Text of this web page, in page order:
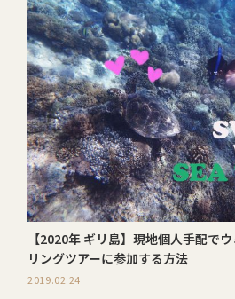
【2020年 ギリ島】現地個人手配で
リングツアーに参加する方法
2019.02.24